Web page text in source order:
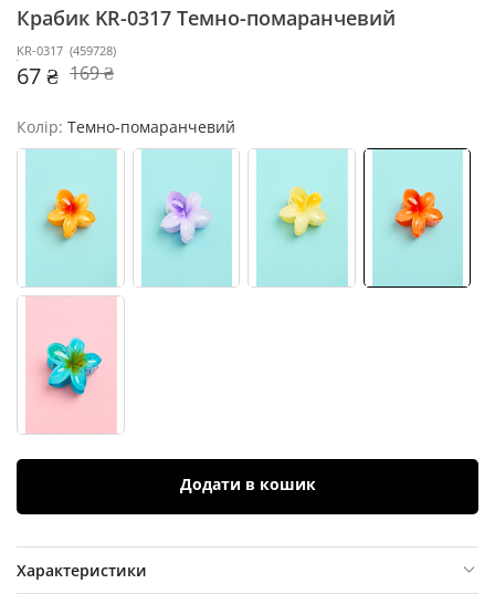
Крабик KR-0317 Темно-помаранчевий
KR-0317 (459728)
67 ₴ 169 ₴
Колір: Темно-помаранчевий
Додати в кошик
Характеристики